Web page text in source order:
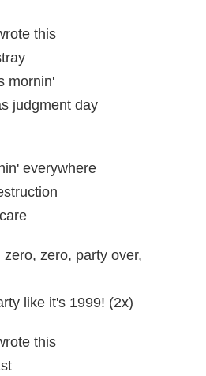
this
mornin'
judgment day
everywhere
zero, party over,
like it's 1999! (2x)
this